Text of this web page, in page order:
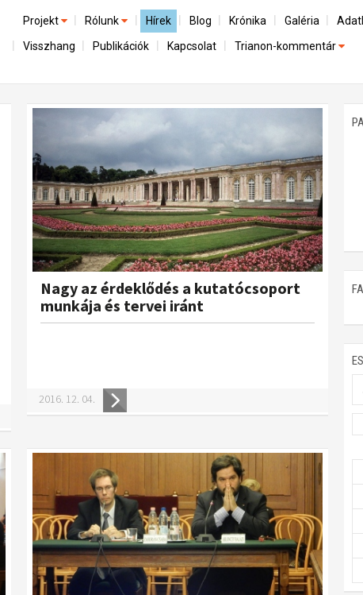
Projekt
Előzmények
Az összeomlás és a magyar társadalom
A békerendszer megszilárdulása
Utókor és emlékezet
Rólunk
A kutatócsoport működéséről
Hírek Blog Krónika Galéria
Visszhang Publikációk Kapcsolat Trianon-kommentár
Nagy az érdeklődés a kutatócsoport
munkája és tervei iránt
2016. 12. 04.